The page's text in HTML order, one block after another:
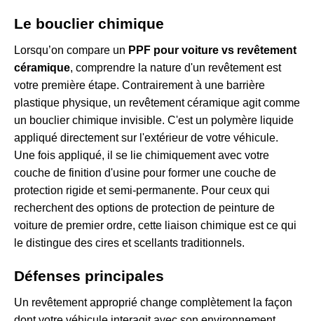
Le bouclier chimique
Lorsqu’on compare un PPF pour voiture vs revêtement
céramique, comprendre la nature d'un revêtement est
votre première étape. Contrairement à une barrière
plastique physique, un revêtement céramique agit comme
un bouclier chimique invisible. C'est un polymère liquide
appliqué directement sur l'extérieur de votre véhicule.
Une fois appliqué, il se lie chimiquement avec votre
couche de finition d'usine pour former une couche de
protection rigide et semi-permanente. Pour ceux qui
recherchent des options de protection de peinture de
voiture de premier ordre, cette liaison chimique est ce qui
le distingue des cires et scellants traditionnels.
Défenses principales
Un revêtement approprié change complètement la façon